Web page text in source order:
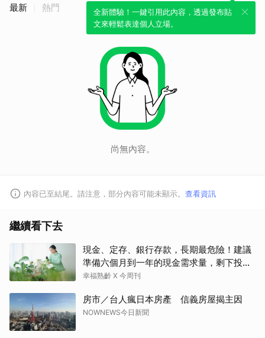
全新體驗！一鍵引用此內容，透過發布貼
文來輕鬆表達個人立場。
最新 熱門
尚無內容。
內容已至結尾。請注意，部分內容可能未顯示。 查看資訊
繼續看下去
現金、定存、銀行存款，長期最危險！建議
準備六個月到一年的現金需求量，剩下投資
這2個
幸福熟齡 X 今周刊
房市／台人瘋日本房產 信義房屋揭主因
NOWNEWS今日新聞